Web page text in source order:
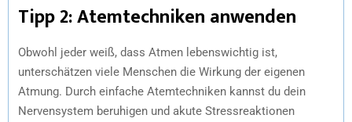
Tipp 2: Atemtechniken anwenden
Obwohl jeder weiß, dass Atmen lebenswichtig ist,
unterschätzen viele Menschen die Wirkung der eigenen
Atmung. Durch einfache Atemtechniken kannst du dein
Nervensystem beruhigen und akute Stressreaktionen